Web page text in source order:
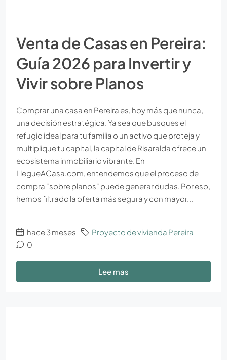
Venta de Casas en Pereira:
Guía 2026 para Invertir y
Vivir sobre Planos
Comprar una casa en Pereira es, hoy más que nunca,
una decisión estratégica. Ya sea que busques el
refugio ideal para tu familia o un activo que proteja y
multiplique tu capital, la capital de Risaralda ofrece un
ecosistema inmobiliario vibrante. En
LlegueACasa.com, entendemos que el proceso de
compra "sobre planos" puede generar dudas. Por eso,
hemos filtrado la oferta más segura y con mayor...
hace 3 meses
Proyecto de vivienda Pereira
0
Lee mas